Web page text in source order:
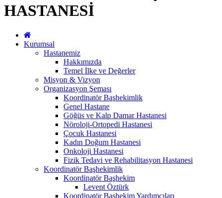
HASTANESİ
Kurumsal
Hastanemiz
Hakkımızda
Temel İlke ve Değerler
Misyon & Vizyon
Organizasyon Şeması
Koordinatör Başhekimlik
Genel Hastane
Göğüs ve Kalp Damar Hastanesi
Nöroloji-Ortopedi Hastanesi
Çocuk Hastanesi
Kadın Doğum Hastanesi
Onkoloji Hastanesi
Fizik Tedavi ve Rehabilitasyon Hastanesi
Koordinatör Başhekimlik
Koordinatör Başhekim
Levent Öztürk
Koordinatör Başhekim Yardımcıları